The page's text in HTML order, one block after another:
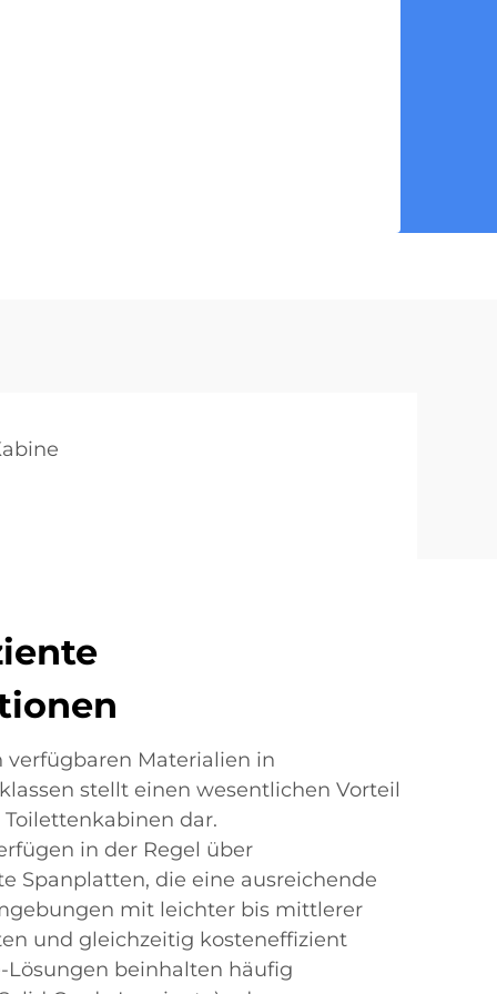
verfügbaren Materialien in
stellt einen wesentlichen Vorteil
dar.
in der Regel über
Spanplatten, die eine ausreichende
mit leichter bis mittlerer
und gleichzeitig kosteneffizient
Lösungen beinhalten häufig